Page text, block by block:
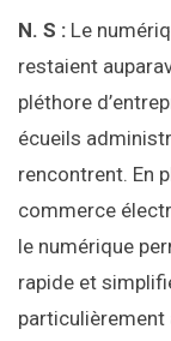
N. S : Le
restaient
pléthore
écueils
rencontrent. En
commerce
le numérique
rapide et
particulièrement